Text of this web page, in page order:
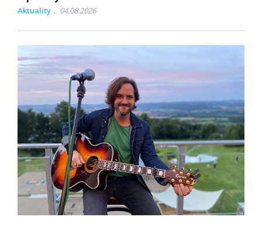
Aktuality 04.08.2026